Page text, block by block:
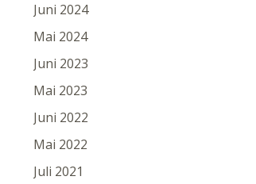
Juni 2024
Mai 2024
Juni 2023
Mai 2023
Juni 2022
Mai 2022
Juli 2021